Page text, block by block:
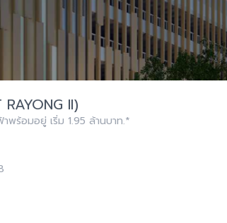
II)
พร้อมอยู่ เริ่ม 1.95 ล้านบาท.*